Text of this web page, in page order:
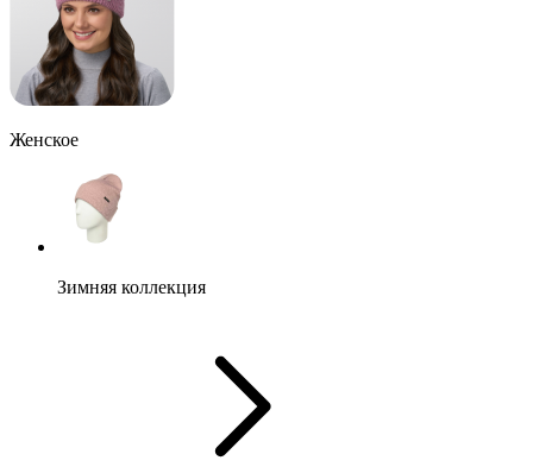
Женское
Зимняя коллекция